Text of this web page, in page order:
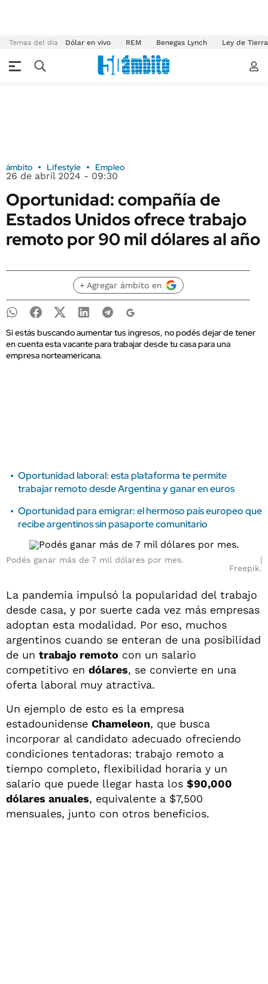
Temas del día Dólar en vivo REM Benegas Lynch Ley de
ámbito Lifestyle Empleo
26 de abril 2024 - 09:30
Oportunidad: compañía de
Estados Unidos ofrece trabajo
remoto por 90 mil dólares al año
+ Agregar ámbito en
Si estás buscando aumentar tus ingresos, no podés dejar de tener
en cuenta esta vacante para trabajar desde tu casa para una
empresa norteamericana.
Oportunidad laboral: esta plataforma te permite
trabajar remoto desde Argentina y ganar en euros
Oportunidad para emigrar: el hermoso país europeo que
recibe argentinos sin pasaporte comunitario
Podés ganar más de 7 mil dólares por mes.
Freepik.
La pandemia impulsó la popularidad del trabajo
desde casa, y por suerte cada vez más empresas
adoptan esta modalidad. Por eso, muchos
argentinos cuando se enteran de una posibilidad
de un trabajo remoto con un salario
competitivo en dólares, se convierte en una
oferta laboral muy atractiva.
Un ejemplo de esto es la empresa
estadounidense Chameleon, que busca
incorporar al candidato adecuado ofreciendo
condiciones tentadoras: trabajo remoto a
tiempo completo, flexibilidad horaria y un
salario que puede llegar hasta los $90,000
dólares anuales, equivalente a $7,500
mensuales, junto con otros beneficios.